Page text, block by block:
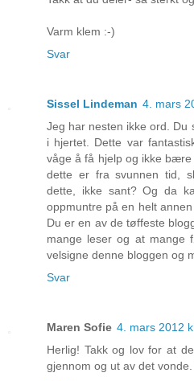
Varm klem :-)
Svar
Sissel Lindeman 4. mars
Jeg har nesten ikke ord. Du
i hjertet. Dette var
våge å få hjelp og ikke
dette er fra svunnen tid,
dette, ikke sant? Og da
oppmuntre på en helt
Du er en av de tøffeste
mange leser og at mange
velsigne denne bloggen og
Svar
Maren Sofie 4. mars 2012
Herlig! Takk og lov for at
gjennom og ut av det